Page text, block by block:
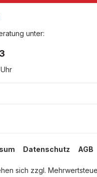
unter:
Datenschutz AGB
sich zzgl.